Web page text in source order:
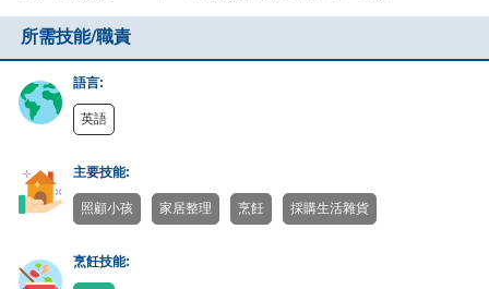
所需技能/職責
語言:
英語
主要技能:
照顧小孩 家居整理 烹飪 採購生活雜貨
烹飪技能: